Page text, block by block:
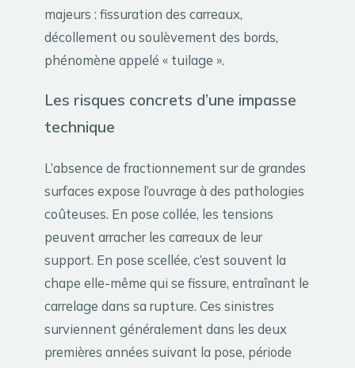
majeurs : fissuration des carreaux,
décollement ou soulèvement des bords,
phénomène appelé « tuilage ».
Les risques concrets d’une impasse
technique
L’absence de fractionnement sur de grandes
surfaces expose l’ouvrage à des pathologies
coûteuses. En pose collée, les tensions
peuvent arracher les carreaux de leur
support. En pose scellée, c’est souvent la
chape elle-même qui se fissure, entraînant le
carrelage dans sa rupture. Ces sinistres
surviennent généralement dans les deux
premières années suivant la pose, période